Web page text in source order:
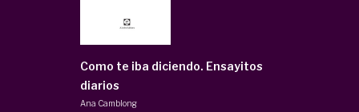
Como te iba diciendo. Ensayitos
diarios
Ana Camblong